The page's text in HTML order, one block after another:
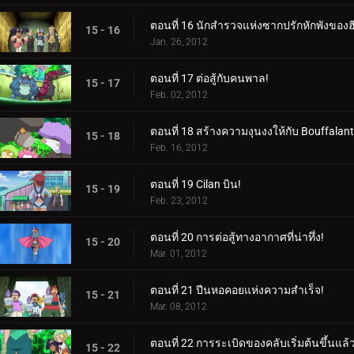
15 - 16 ตอนที่ 16 นักสำรวจแห่งซากปรักหักพังของ
Jan. 26, 2012
15 - 17 ตอนที่ 17 ต่อสู้กับคนพาล!
Feb. 02, 2012
15 - 18 ตอนที่ 18 สร้างความงุนงงให้กับ
Feb. 16, 2012
15 - 19 ตอนที่ 19 Cilan บิน!
Feb. 23, 2012
15 - 20 ตอนที่ 20 การต่อสู้ทางอากาศที่น่าทึ่ง!
Mar. 01, 2012
15 - 21 ตอนที่ 21 ปีนหอคอยแห่งความสำเร็จ!
Mar. 08, 2012
15 - 22 ตอนที่ 22 การระเบิดของคลับเริ่มต้นขึ้นแล้